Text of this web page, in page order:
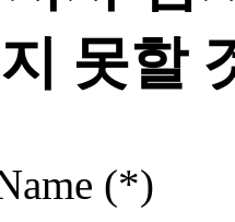
못할
(*)